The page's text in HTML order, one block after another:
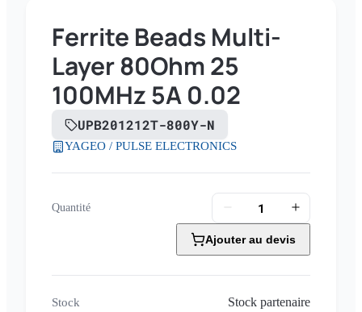
Ferrite Beads Multi-
Layer 80Ohm 25
100MHz 5A 0.02
UPB201212T-800Y-N
YAGEO / PULSE ELECTRONICS
Quantité
Ajouter au devis
Stock Stock partenaire